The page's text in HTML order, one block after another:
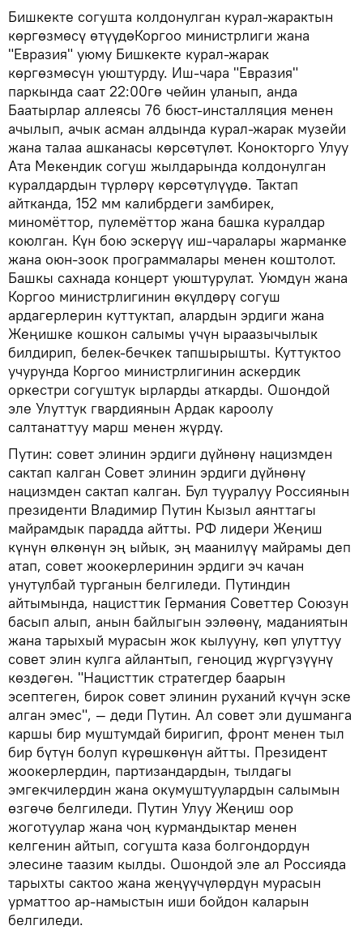
Бишкекте согушта колдонулган курал-жарактын
көргөзмөсү өтүүдөКоргоо министрлиги жана
"Евразия" уюму Бишкекте курал-жарак
көргөзмөсүн уюштурду. Иш-чара "Евразия"
паркында саат 22:00гө чейин уланып, анда
Баатырлар аллеясы 76 бюст-инсталляция менен
ачылып, ачык асман алдында курал-жарак музейи
жана талаа ашканасы көрсөтүлөт. Конокторго Улуу
Ата Мекендик согуш жылдарында колдонулган
куралдардын түрлөрү көрсөтүлүүдө. Тактап
айтканда, 152 мм калибрдеги замбирек,
миномёттор, пулемёттор жана башка куралдар
коюлган. Күн бою эскерүү иш-чаралары жарманке
жана оюн-зоок программалары менен коштолот.
Башкы сахнада концерт уюштурулат. Уюмдун жана
Коргоо министрлигинин өкүлдөрү согуш
ардагерлерин куттуктап, алардын эрдиги жана
Жеңишке кошкон салымы үчүн ыраазычылык
билдирип, белек-бечкек тапшырышты. Куттуктоо
учурунда Коргоо министрлигинин аскердик
оркестри согуштук ырларды аткарды. Ошондой
эле Улуттук гвардиянын Ардак кароолу
салтанаттуу марш менен жүрдү.
Путин: совет элинин эрдиги дүйнөнү нацизмден
сактап калган Совет элинин эрдиги дүйнөнү
нацизмден сактап калган. Бул тууралуу Россиянын
президенти Владимир Путин Кызыл аянттагы
майрамдык парадда айтты. РФ лидери Жеңиш
күнүн өлкөнүн эң ыйык, эң маанилүү майрамы деп
атап, совет жоокерлеринин эрдиги эч качан
унутулбай турганын белгиледи. Путиндин
айтымында, нацисттик Германия Советтер Союзун
басып алып, анын байлыгын ээлөөнү, маданиятын
жана тарыхый мурасын жок кылууну, көп улуттуу
совет элин кулга айлантып, геноцид жүргүзүүнү
көздөгөн. "Нацисттик стратегдер баарын
эсептеген, бирок совет элинин руханий күчүн эске
алган эмес", — деди Путин. Ал совет эли душманга
каршы бир муштумдай биригип, фронт менен тыл
бир бүтүн болуп күрөшкөнүн айтты. Президент
жоокерлердин, партизандардын, тылдагы
эмгекчилердин жана окумуштуулардын салымын
өзгөчө белгиледи. Путин Улуу Жеңиш оор
жоготуулар жана чоң курмандыктар менен
келгенин айтып, согушта каза болгондордун
элесине таазим кылды. Ошондой эле ал Россияда
тарыхты сактоо жана жеңүүчүлөрдүн мурасын
урматтоо ар-намыстын иши бойдон каларын
белгиледи.